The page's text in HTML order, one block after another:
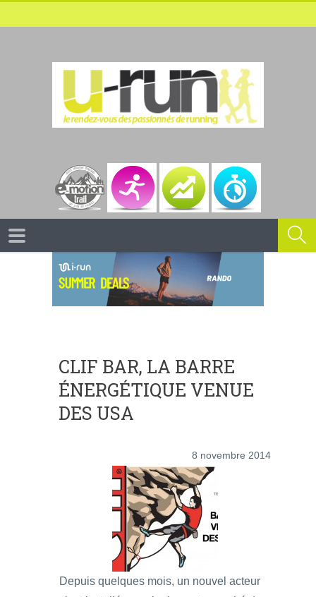
CLIF BAR, LA BARRE
ÉNERGÉTIQUE VENUE
DES USA
8 novembre 2014
Depuis quelques mois, un nouvel acteur